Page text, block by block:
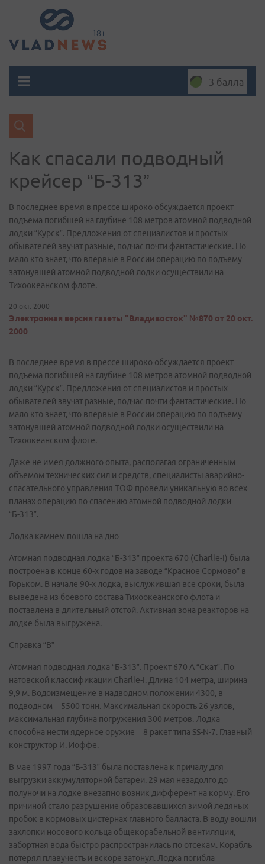
3 балла
Как спасали подводный
крейсер “Б-313”
В последнее время в прессе широко обсуждается проект
подъема погибшей на глубине 108 метров атомной подводной
лодки “Курск”. Предложения от специалистов и простых
обывателей звучат разные, подчас почти фантастические. Но
мало кто знает, что впервые в России операцию по подъему
затонувшей атомной подводной лодки осуществили на
Тихоокеанском флоте.
20 окт. 2000
Электронная версия газеты "Владивосток" №870 от 20 окт.
2000
В последнее время в прессе широко обсуждается проект
подъема погибшей на глубине 108 метров атомной подводной
лодки “Курск”. Предложения от специалистов и простых
обывателей звучат разные, подчас почти фантастические. Но
мало кто знает, что впервые в России операцию по подъему
затонувшей атомной подводной лодки осуществили на
Тихоокеанском флоте.
Даже не имея должного опыта, располагая ограниченным
объемом технических сил и средств, специалисты аварийно-
спасательного управления ТОФ провели уникальную во всех
планах операцию по спасению атомной подводной лодки
“Б-313”.
Лодка камнем пошла на дно
Атомная подводная лодка “Б-313” проекта 670 (Charlie-I) была
построена в конце 60-х годов на заводе “Красное Сормово” в
Горьком. В начале 90-х лодка, выслужившая все сроки, была
выведена из боевого состава Тихоокеанского флота и
поставлена в длительный отстой. Активная зона реакторов на
лодке была выгружена.
Справка “В”
Атомная подводная лодка “Б-313”. Проект 670 А “Скат”. По
натовской классификации Charlie-I. Длина 104 метра, ширина
9,9 м. Водоизмещение в надводном положении 4300, в
подводном – 5500 тонн. Максимальная скорость 26 узлов,
максимальная глубина погружения 300 метров. Лодка
способна нести ядерное оружие – 8 ракет типа SS-N-7. Главный
конструктор И. Иоффе.
В мае 1997 года “Б-313” была поставлена к причалу для
выгрузки аккумуляторной батареи. 29 мая незадолго до
полуночи на лодке внезапно возник дифферент на корму. Его
причиной стало разрушение образовавшихся зимой ледяных
пробок в кормовых цистернах главного балласта. В воду вошли
захлопки носового кольца общекорабельной вентиляции,
забортная вода быстро распространилась по отсекам. Корабль
потерял плавучесть и вскоре затонул. Лодка погибла